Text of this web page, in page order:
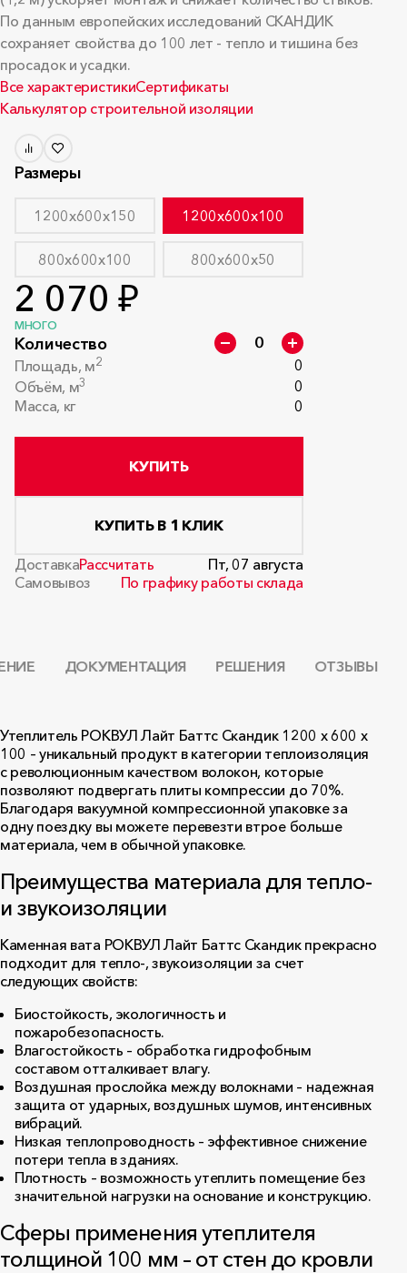
По данным европейских исследований СКАНДИК
сохраняет свойства до 100 лет - тепло и тишина без
просадок и усадки.
Все характеристикиСертификаты
Калькулятор строительной изоляции
Размеры
1200x600x150 1200x600x100
800x600x100 800x600x50
2 070 ₽
МНОГО
Количество
Площадь, м2
0
Объём, м3
0
Масса, кг
0
КУПИТЬ
КУПИТЬ В 1 КЛИК
ДоставкаРассчитать
Пт, 07 августа
Самовывоз
По графику работы склада
ДОКУМЕНТАЦИЯ РЕШЕНИЯ ОТЗЫВЫ
Утеплитель РОКВУЛ Лайт Баттс Скандик 1200 х 600 х
100 – уникальный продукт в категории теплоизоляция
с революционным качеством волокон, которые
позволяют подвергать плиты компрессии до 70%.
Благодаря вакуумной компрессионной упаковке за
одну поездку вы можете перевезти втрое больше
материала, чем в обычной упаковке.
Преимущества материала для тепло-
и звукоизоляции
Каменная вата РОКВУЛ Лайт Баттс Скандик прекрасно
подходит для тепло-, звукоизоляции за счет
следующих свойств:
Биостойкость, экологичность и
пожаробезопасность.
Влагостойкость – обработка гидрофобным
составом отталкивает влагу.
Воздушная прослойка между волокнами – надежная
защита от ударных, воздушных шумов, интенсивных
вибраций.
Низкая теплопроводность – эффективное снижение
потери тепла в зданиях.
Плотность – возможность утеплить помещение без
значительной нагрузки на основание и конструкцию.
Сферы применения утеплителя
толщиной 100 мм – от стен до кровли